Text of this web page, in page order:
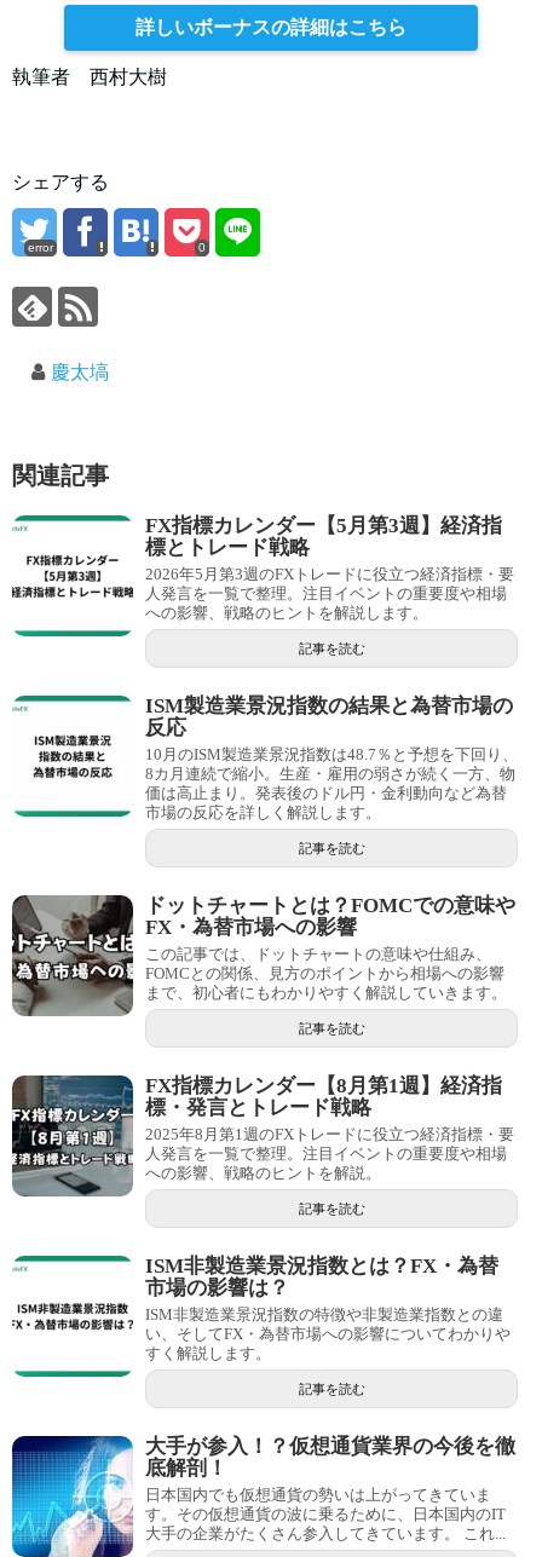
詳しいボーナスの詳細はこちら
執筆者 西村大樹
シェアする
error 0
慶太塙
関連記事
FX指標カレンダー【5月第3週】経済指
標とトレード戦略
2026年5月第3週のFXトレードに役立つ経済指標・要
人発言を一覧で整理。注目イベントの重要度や相場
への影響、戦略のヒントを解説します。
記事を読む
ISM製造業景況指数の結果と為替市場の
反応
10月のISM製造業景況指数は48.7％と予想を下回り、
8カ月連続で縮小。生産・雇用の弱さが続く一方、物
価は高止まり。発表後のドル円・金利動向など為替
市場の反応を詳しく解説します。
記事を読む
ドットチャートとは？FOMCでの意味や
FX・為替市場への影響
この記事では、ドットチャートの意味や仕組み、
FOMCとの関係、見方のポイントから相場への影響
まで、初心者にもわかりやすく解説していきます。
記事を読む
FX指標カレンダー【8月第1週】経済指
標・発言とトレード戦略
2025年8月第1週のFXトレードに役立つ経済指標・要
人発言を一覧で整理。注目イベントの重要度や相場
への影響、戦略のヒントを解説。
記事を読む
ISM非製造業景況指数とは？FX・為替
市場の影響は？
ISM非製造業景況指数の特徴や非製造業指数との違
い、そしてFX・為替市場への影響についてわかりや
すく解説します。
記事を読む
大手が参入！？仮想通貨業界の今後を徹
底解剖！
日本国内でも仮想通貨の勢いは上がってきていま
す。その仮想通貨の波に乗るために、日本国内のIT
大手の企業がたくさん参入してきています。 これ...